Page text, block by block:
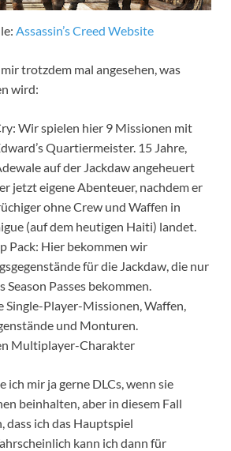
Assassin’s Creed Website
trotzdem mal angesehen, was
wird:
Wir spielen hier 9 Missionen mit
Quartiermeister. 15 Jahre,
auf der Jackdaw angeheuert
jetzt eigene Abenteuer, nachdem er
ohne Crew und Waffen in
(auf dem heutigen Haiti) landet.
Pack: Hier bekommen wir
für die Jackdaw, die nur
Season Passes bekommen.
Single-Player-Missionen, Waffen,
und Monturen.
Multiplayer-Charakter
ich mir ja gerne DLCs, wenn sie
beinhalten, aber in diesem Fall
dass ich das Hauptspiel
kann ich dann für